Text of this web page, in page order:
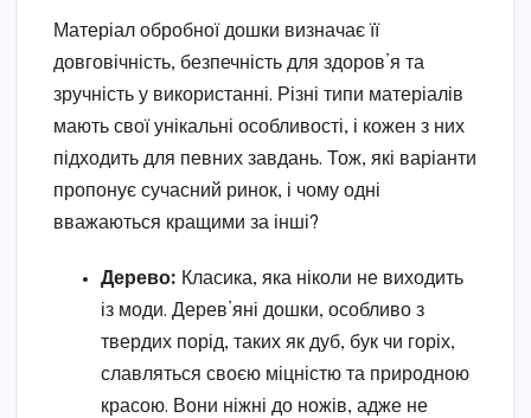
Матеріал обробної дошки визначає її
довговічність, безпечність для здоров’я та
зручність у використанні. Різні типи матеріалів
мають свої унікальні особливості, і кожен з них
підходить для певних завдань. Тож, які варіанти
пропонує сучасний ринок, і чому одні
вважаються кращими за інші?
Дерево: Класика, яка ніколи не виходить
із моди. Дерев’яні дошки, особливо з
твердих порід, таких як дуб, бук чи горіх,
славляться своєю міцністю та природною
красою. Вони ніжні до ножів, адже не